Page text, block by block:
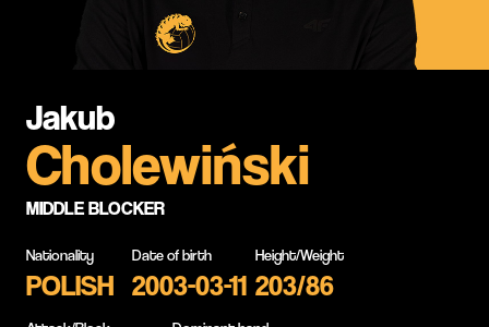
Jakub
Cholewiński
MIDDLE BLOCKER
Nationality
POLISH
Date of birth
2003-03-11
Height/Weight
203/86